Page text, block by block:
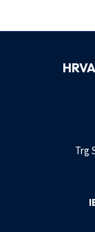
Trg